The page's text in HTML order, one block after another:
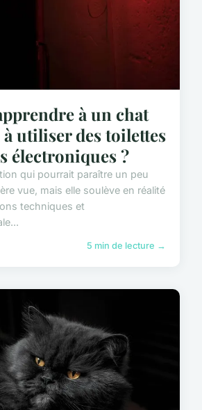
à un chat
à utiliser des toilettes
électroniques ?
qui pourrait paraître un peu
vue, mais elle soulève en réalité
techniques et
5 min de lecture →